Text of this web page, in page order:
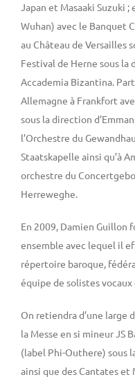
Japan et Masaaki Suzuki
Wuhan) avec le Banquet
au Château de Versailles
Festival de Herne sous
Accademia Bizantina.
Allemagne à Frankfort
sous la direction
l’Orchestre du
Staatskapelle ainsi qu’à
orchestre du
Herreweghe.
En 2009, Damien Guillon
ensemble avec lequel il
répertoire baroque,
équipe de solistes
On retiendra d’une large
la Messe en si mineur JS
(label Phi-Outhere) sous
ainsi que des Cantates et